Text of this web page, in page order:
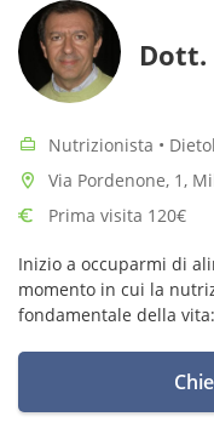
Dott.
Nutrizionista •
Via Pordenone, 1,
Prima visita 120€
Inizio a occuparmi di
momento in cui la
fondamentale della